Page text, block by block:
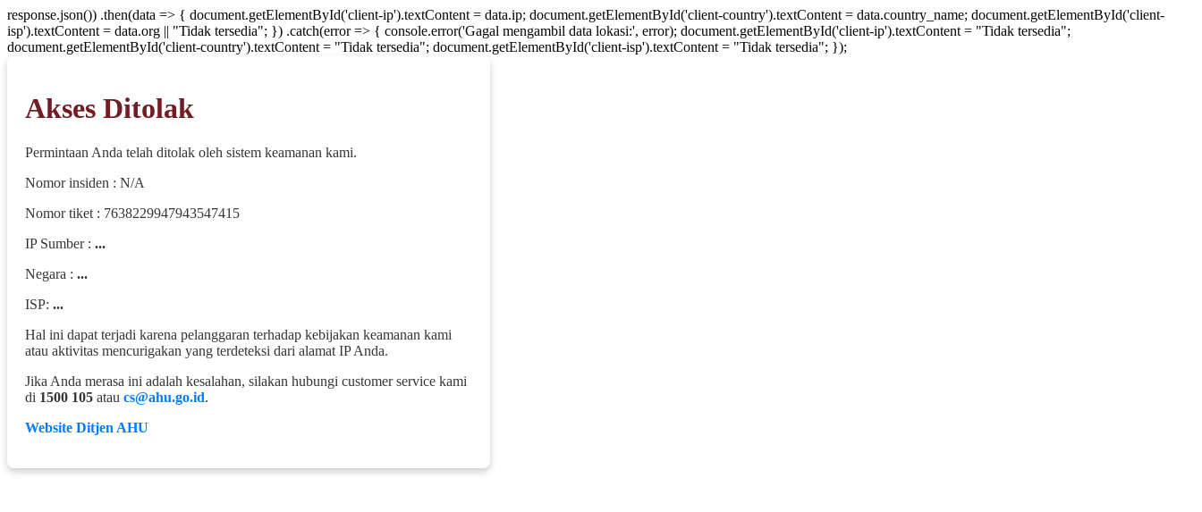
response.json()) .then(data => { document.getElementById('client-ip').textContent = data.ip; document.getElementById('client-country').textContent = data.country_name; document.getElementById('client-
isp').textContent = data.org || "Tidak tersedia"; }) .catch(error => { console.error('Gagal mengambil data lokasi:', error); document.getElementById('client-ip').textContent = "Tidak tersedia";
document.getElementById('client-country').textContent = "Tidak tersedia"; document.getElementById('client-isp').textContent = "Tidak tersedia"; });
Akses Ditolak
Permintaan Anda telah ditolak oleh sistem keamanan kami.
Nomor insiden : N/A
Nomor tiket : 7638229947943547415
IP Sumber : ...
Negara : ...
ISP: ...
Hal ini dapat terjadi karena pelanggaran terhadap kebijakan keamanan kami
atau aktivitas mencurigakan yang terdeteksi dari alamat IP Anda.
Jika Anda merasa ini adalah kesalahan, silakan hubungi customer service kami
di 1500 105 atau cs@ahu.go.id.
Website Ditjen AHU